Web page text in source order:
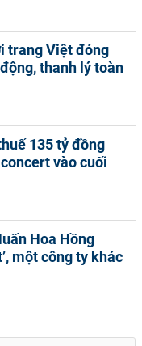
trang Việt đóng
thanh lý toàn
135 tỷ đồng
vào cuối
Hoa Hồng
một công ty khác